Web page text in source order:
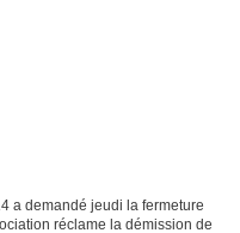
a demandé jeudi la fermeture